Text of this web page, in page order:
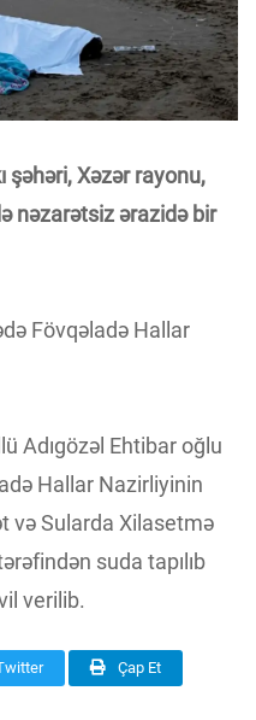
şəhəri, Xəzər rayonu,
nəzarətsiz ərazidə bir
Fövqəladə Hallar
Adıgözəl Ehtibar oğlu
Hallar Nazirliyinin
və Sularda Xilasetmə
suda tapılıb
verilib.
Çap Et